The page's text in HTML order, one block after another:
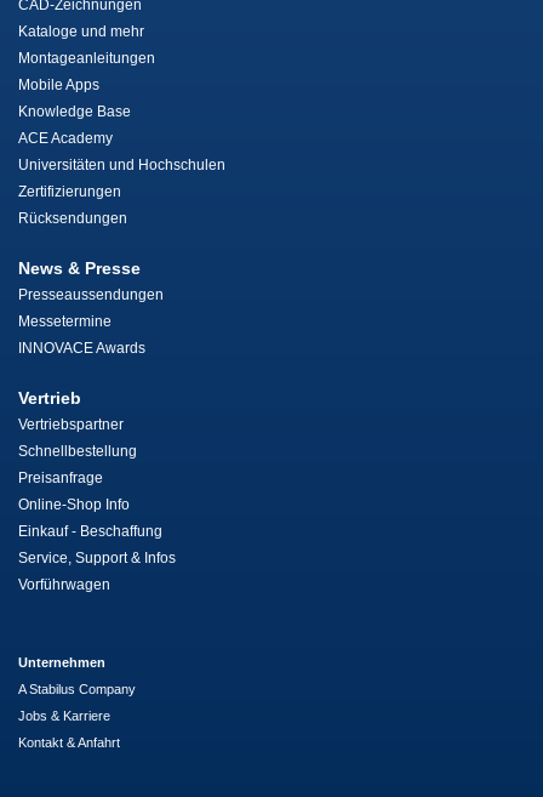
CAD-Zeichnungen
Kataloge und mehr
Montageanleitungen
Mobile Apps
Knowledge Base
ACE Academy
Universitäten und Hochschulen
Zertifizierungen
Rücksendungen
News & Presse
Presseaussendungen
Messetermine
INNOVACE Awards
Vertrieb
Vertriebspartner
Schnellbestellung
Preisanfrage
Online-Shop Info
Einkauf - Beschaffung
Service, Support & Infos
Vorführwagen
Unternehmen
A Stabilus Company
Jobs & Karriere
Kontakt & Anfahrt